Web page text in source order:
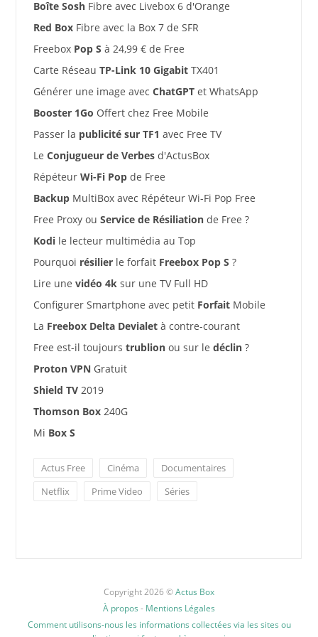
Boîte SoshFibre avec Livebox 6 d'Orange
Red BoxFibre avec la Box 7 de SFR
Freebox Pop S à 24,99 € de Free
Carte Réseau TP-Link 10 GigabitTX401
Générer une image avec ChatGPTet WhatsApp
Booster 1Go Offert chez Free Mobile
Passer la publicité sur TF1 avec Free TV
Le Conjugueur de Verbesd'ActusBox
Répéteur Wi-Fi Popde Free
BackupMultiBox avec Répéteur Wi-Fi Pop Free
Free Proxy ou Service de Résiliationde Free ?
Kodile lecteur multimédia au Top
Pourquoi résilierle forfait Freebox Pop S ?
Lire une vidéo 4ksur une TV Full HD
Configurer Smartphone avec petit ForfaitMobile
La Freebox Delta Devialetà contre-courant
Free est-il toujours trublionou sur le déclin?
Proton VPN Gratuit
Shield TV2019
Thomson Box240G
Mi Box S
Actus Free Cinéma
Documentaires
Netflix
Prime Video Séries
Copyright 2026 ©Actus Box
À propos - Mentions Légales
Comment utilisons-nous les informations collectées via les sites ou